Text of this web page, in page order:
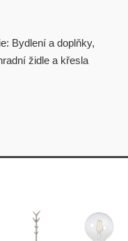
Bydlení a doplňky,
židle a křesla